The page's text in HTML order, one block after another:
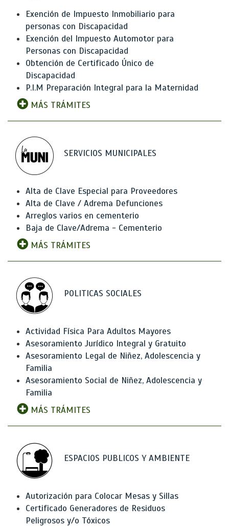
Exención de Impuesto Inmobiliario para
personas con Discapacidad
Exención del Impuesto Automotor para
Personas con Discapacidad
Obtención de Certificado Único de
Discapacidad
P.I.M Preparación Integral para la Maternidad
MÁS TRÁMITES
SERVICIOS MUNICIPALES
Alta de Clave Especial para Proveedores
Alta de Clave / Adrema Defunciones
Arreglos varios en cementerio
Baja de Clave/Adrema - Cementerio
MÁS TRÁMITES
POLITICAS SOCIALES
Actividad Física Para Adultos Mayores
Asesoramiento Jurídico Integral y Gratuito
Asesoramiento Legal de Niñez, Adolescencia y
Familia
Asesoramiento Social de Niñez, Adolescencia y
Familia
MÁS TRÁMITES
ESPACIOS PUBLICOS Y AMBIENTE
Autorización para Colocar Mesas y Sillas
Certificado Generadores de Residuos
Peligrosos y/o Tóxicos